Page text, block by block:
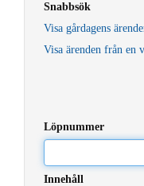
Snabbsök
Visa gårdagens
Visa ärenden från en
Löpnummer
Innehåll